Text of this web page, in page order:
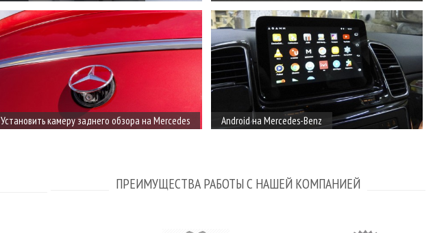
Установить камеру заднего обзора на Mercedes Android на Mercedes-Benz
ПРЕИМУЩЕСТВА РАБОТЫ С НАШЕЙ КОМПАНИЕЙ